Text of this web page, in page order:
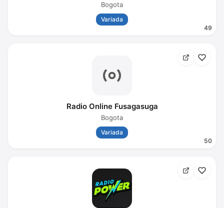
49
Bogota
Variada
50
Radio Online Fusagasuga
Bogota
Variada